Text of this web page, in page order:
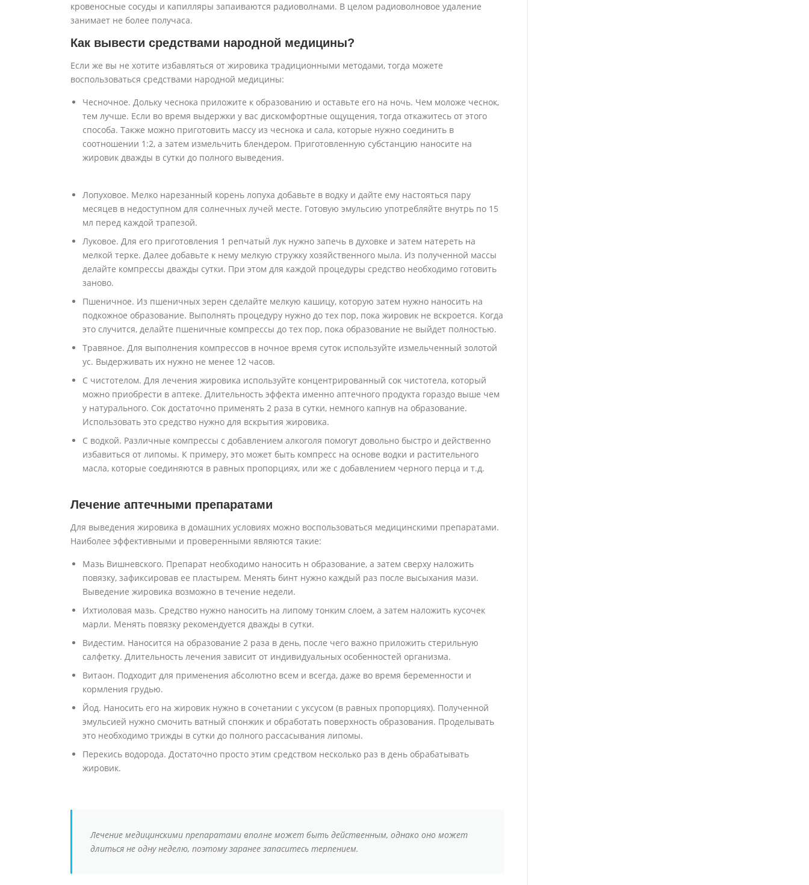
кровеносные сосуды и капилляры запаиваются радиоволнами. В целом радиоволновое удаление
занимает не более получаса.
Как вывести средствами народной медицины?
Если же вы не хотите избавляться от жировика традиционными методами, тогда можете
воспользоваться средствами народной медицины:
Чесночное. Дольку чеснока приложите к образованию и оставьте его на ночь. Чем моложе чеснок,
тем лучше. Если во время выдержки у вас дискомфортные ощущения, тогда откажитесь от этого
способа. Также можно приготовить массу из чеснока и сала, которые нужно соединить в
соотношении 1:2, а затем измельчить блендером. Приготовленную субстанцию наносите на
жировик дважды в сутки до полного выведения.
Лопуховое. Мелко нарезанный корень лопуха добавьте в водку и дайте ему настояться пару
месяцев в недоступном для солнечных лучей месте. Готовую эмульсию употребляйте внутрь по 15
мл перед каждой трапезой.
Луковое. Для его приготовления 1 репчатый лук нужно запечь в духовке и затем натереть на
мелкой терке. Далее добавьте к нему мелкую стружку хозяйственного мыла. Из полученной массы
делайте компрессы дважды сутки. При этом для каждой процедуры средство необходимо готовить
заново.
Пшеничное. Из пшеничных зерен сделайте мелкую кашицу, которую затем нужно наносить на
подкожное образование. Выполнять процедуру нужно до тех пор, пока жировик не вскроется. Когда
это случится, делайте пшеничные компрессы до тех пор, пока образование не выйдет полностью.
Травяное. Для выполнения компрессов в ночное время суток используйте измельченный золотой
ус. Выдерживать их нужно не менее 12 часов.
С чистотелом. Для лечения жировика используйте концентрированный сок чистотела, который
можно приобрести в аптеке. Длительность эффекта именно аптечного продукта гораздо выше чем
у натурального. Сок достаточно применять 2 раза в сутки, немного капнув на образование.
Использовать это средство нужно для вскрытия жировика.
С водкой. Различные компрессы с добавлением алкоголя помогут довольно быстро и действенно
избавиться от липомы. К примеру, это может быть компресс на основе водки и растительного
масла, которые соединяются в равных пропорциях, или же с добавлением черного перца и т.д.
Лечение аптечными препаратами
Для выведения жировика в домашних условиях можно воспользоваться медицинскими препаратами.
Наиболее эффективными и проверенными являются такие:
Мазь Вишневского. Препарат необходимо наносить н образование, а затем сверху наложить
повязку, зафиксировав ее пластырем. Менять бинт нужно каждый раз после высыхания мази.
Выведение жировика возможно в течение недели.
Ихтиоловая мазь. Средство нужно наносить на липому тонким слоем, а затем наложить кусочек
марли. Менять повязку рекомендуется дважды в сутки.
Видестим. Наносится на образование 2 раза в день, после чего важно приложить стерильную
салфетку. Длительность лечения зависит от индивидуальных особенностей организма.
Витаон. Подходит для применения абсолютно всем и всегда, даже во время беременности и
кормления грудью.
Йод. Наносить его на жировик нужно в сочетании с уксусом (в равных пропорциях). Полученной
эмульсией нужно смочить ватный спонжик и обработать поверхность образования. Проделывать
это необходимо трижды в сутки до полного рассасывания липомы.
Перекись водорода. Достаточно просто этим средством несколько раз в день обрабатывать
жировик.
Лечение медицинскими препаратами вполне может быть действенным, однако оно может
длиться не одну неделю, поэтому заранее запаситесь терпением.